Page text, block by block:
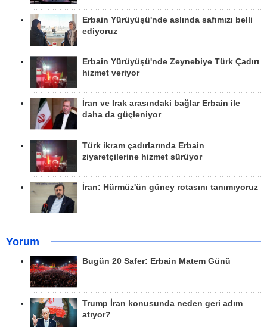
Erbain Yürüyüşü'nde aslında safımızı belli
ediyoruz
Erbain Yürüyüşü'nde Zeynebiye Türk Çadırı
hizmet veriyor
İran ve Irak arasındaki bağlar Erbain ile
daha da güçleniyor
Türk ikram çadırlarında Erbain
ziyaretçilerine hizmet sürüyor
İran: Hürmüz'ün güney rotasını tanımıyoruz
Yorum
Bugün 20 Safer: Erbain Matem Günü
Trump İran konusunda neden geri adım
atıyor?